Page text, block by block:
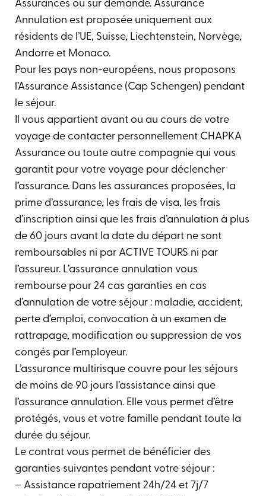
Assurances ou sur demande. Assurance
Annulation est proposée uniquement aux
résidents de l’UE, Suisse, Liechtenstein, Norvège,
Andorre et Monaco.
Pour les pays non-européens, nous proposons
l’Assurance Assistance (Cap Schengen) pendant
le séjour.
Il vous appartient avant ou au cours de votre
voyage de contacter personnellement CHAPKA
Assurance ou toute autre compagnie qui vous
garantit pour votre voyage pour déclencher
l’assurance. Dans les assurances proposées, la
prime d’assurance, les frais de visa, les frais
d’inscription ainsi que les frais d’annulation à plus
de 60 jours avant la date du départ ne sont
remboursables ni par ACTIVE TOURS ni par
l’assureur. L’assurance annulation vous
rembourse pour 24 cas garanties en cas
d’annulation de votre séjour : maladie, accident,
perte d’emploi, convocation à un examen de
rattrapage, modification ou suppression de vos
congés par l’employeur.
L’assurance multirisque couvre pour les séjours
de moins de 90 jours l’assistance ainsi que
l’assurance annulation. Elle vous permet d’être
protégés, vous et votre famille pendant toute la
durée du séjour.
Le contrat vous permet de bénéficier des
garanties suivantes pendant votre séjour :
– Assistance rapatriement 24h/24 et 7j/7